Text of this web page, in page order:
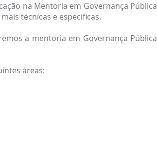
na Mentoria em Governança Pública
técnicas e específicas.
a mentoria em Governança Pública
áreas: